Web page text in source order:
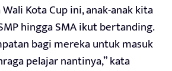
Kota Cup ini, anak-anak kita
hingga SMA ikut bertanding.
bagi mereka untuk masuk
pelajar nantinya,” kata